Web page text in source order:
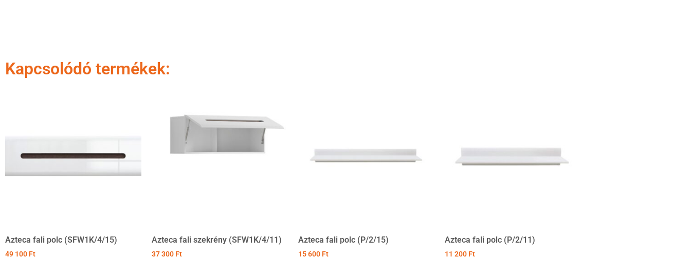
Kapcsolódó termékek:
Azteca fali polc (SFW1K/4/15)
49 100 Ft
Azteca fali szekrény (SFW1K/4/11)
37 300 Ft
Azteca fali polc (P/2/15)
15 600 Ft
Azteca fali polc (P/2/11)
11 200 Ft